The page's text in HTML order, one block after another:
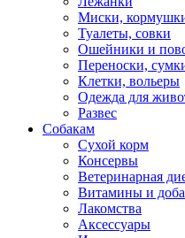
Миски,
Туалеты, совки
Ошейники и
Переноски,
Клетки, вольеры
Одежда для
Развес
Собакам
Сухой корм
Консервы
Ветеринарная
Витамины и
Лакомства
Аксессуары